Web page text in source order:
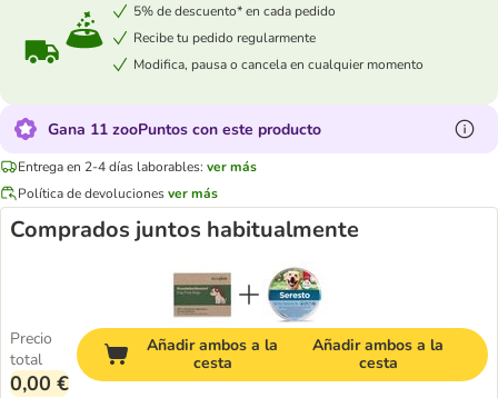
5% de descuento* en cada pedido
Recibe tu pedido regularmente
Modifica, pausa o cancela en cualquier momento
Gana 11 zooPuntos con este producto
Entrega en 2-4 días laborables: ver más
Política de devolucionesver más
Comprados juntos habitualmente
Precio
total
0,00 €
Añadir ambos a la
cesta
Añadir ambos a la
cesta